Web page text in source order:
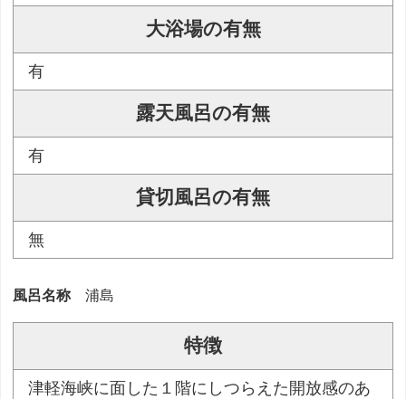
大浴場の有無
有
露天風呂の有無
有
貸切風呂の有無
無
風呂名称 浦島
特徴
津軽海峡に面した１階にしつらえた開放感のあ